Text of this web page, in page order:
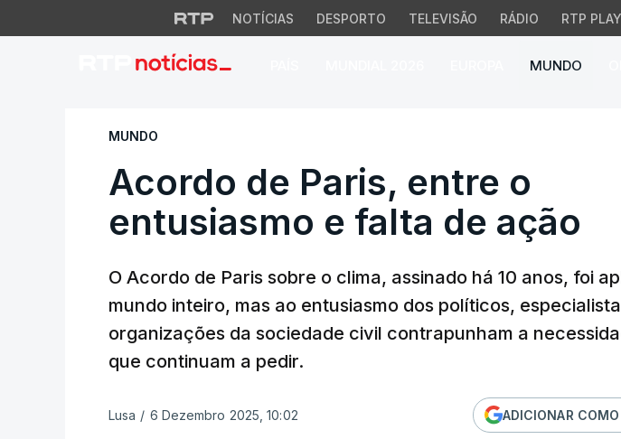
NOTÍCIAS DESPORTO TELEVISÃO RÁDIO RTP PLAY
MUNDO
Acordo de Paris, entre o
MUNDO
Acordo de Paris, entre o
entusiasmo e falta de ação
O Acordo de Paris sobre o clima, assinado há 10 anos, foi
mundo inteiro, mas ao entusiasmo dos políticos,
organizações da sociedade civil contrapunham a
que continuam a pedir.
Lusa / 6 Dezembro 2025, 10:02 ADICIONAR